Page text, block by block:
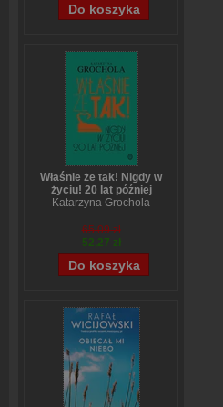
Właśnie że tak! Nigdy w
życiu! 20 lat później
Katarzyna Grochola
65,09 zł
52,27 zł